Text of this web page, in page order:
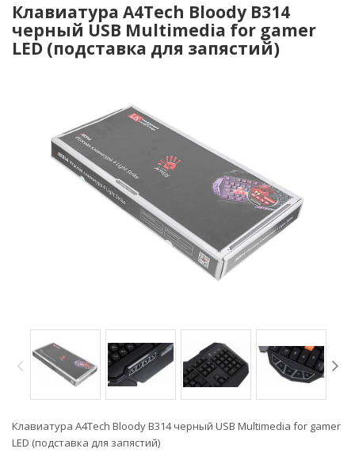
Клавиатура A4Tech Bloody B314
черный USB Multimedia for gamer
LED (подставка для запястий)
Клавиатура A4Tech Bloody B314 черный USB Multimedia for gamer
LED (подставка для запястий)